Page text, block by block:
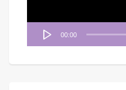
00:00